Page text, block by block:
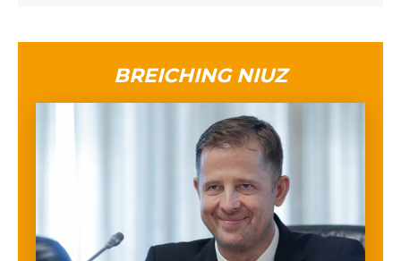
BREICHING NIUZ